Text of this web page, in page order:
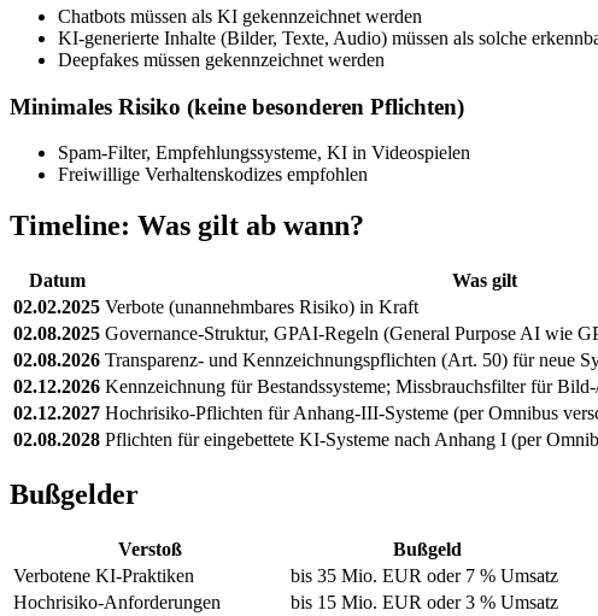
Chatbots müssen als KI gekennzeichnet werden
KI-generierte Inhalte (Bilder, Texte, Audio) müssen als solche
Deepfakes müssen gekennzeichnet werden
Minimales Risiko (keine besonderen Pflichten)
Spam-Filter, Empfehlungssysteme, KI in Videospielen
Freiwillige Verhaltenskodizes empfohlen
Timeline: Was gilt ab wann?
Datum
Was gilt
02.02.2025 Verbote (unannehmbares Risiko) in Kraft
02.08.2025 Governance-Struktur, GPAI-Regeln (General Purpose AI wie
02.08.2026 Transparenz- und Kennzeichnungspflichten (Art. 50) für neue
02.12.2026 Kennzeichnung für Bestandssysteme; Missbrauchsfilter für
02.12.2027 Hochrisiko-Pflichten für Anhang-III-Systeme (per Omnibus
02.08.2028 Pflichten für eingebettete KI-Systeme nach Anhang I (per
Bußgelder
Verstoß
Bußgeld
Verbotene KI-Praktiken
bis 35 Mio. EUR oder 7 % Umsatz
Hochrisiko-Anforderungen
bis 15 Mio. EUR oder 3 % Umsatz